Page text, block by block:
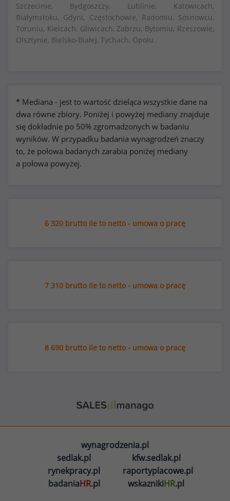
Szczecinie, Bydgoszczy, Lublinie, Katowicach,
Białymstoku, Gdyni, Częstochowie, Radomiu, Sosnowcu,
Toruniu, Kielcach, Gliwicach, Zabrzu, Bytomiu, Rzeszowie,
Olsztynie, Bielsko-Białej, Tychach, Opolu.
* Mediana - jest to wartość dzieląca wszystkie dane na
dwa równe zbiory. Poniżej i powyżej mediany znajduje
się dokładnie po 50% zgromadzonych w badaniu
wyników. W przypadku badania wynagrodzeń znaczy
to, że połowa badanych zarabia poniżej mediany
a połowa powyżej.
6 320 brutto ile to netto - umowa o pracę
7 310 brutto ile to netto - umowa o pracę
8 690 brutto ile to netto - umowa o pracę
wynagrodzenia.pl
sedlak.pl
kfw.sedlak.pl
rynekpracy.pl
raportyplacowe.pl
badaniaHR.pl wskaznikiHR.pl